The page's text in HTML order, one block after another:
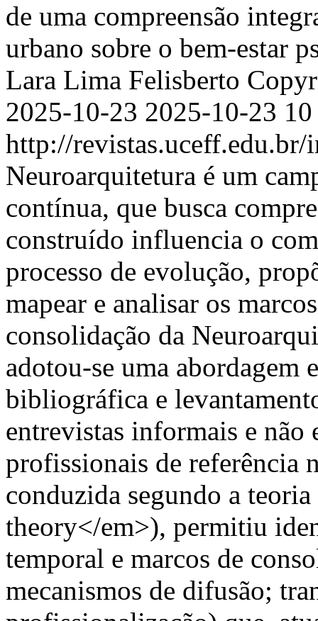
de uma compreensão
urbano sobre o bem-estar
Lara Lima Felisberto
2025-10-23 2025-10-23 10
http://
Neuroarquitetura é um
contínua, que busca
construído influencia o
processo de evolução,
mapear e analisar os
consolidação da
adotou-se uma
bibliográfica e
entrevistas informais e não
profissionais de referência
conduzida segundo a
theory</em>), permitiu
temporal e marcos de
mecanismos de difusão;